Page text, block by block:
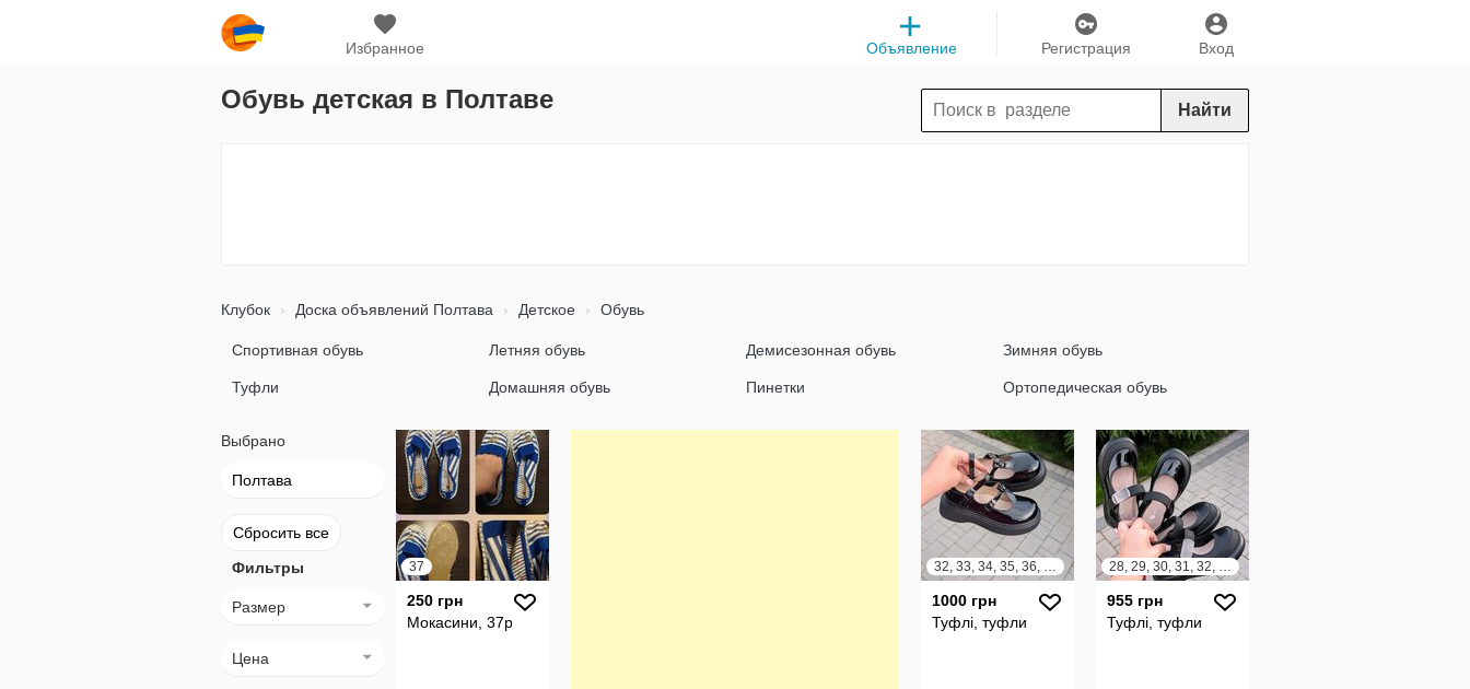
Избранное Вход
Регистрация
Объявление
Обувь детская в Полтаве Найти
Клубок Доска объявлений Полтава Детское Обувь
Спортивная обувь Летняя обувь Демисезонная обувь Зимняя обувь
Туфли Домашняя обувь Пинетки Ортопедическая обувь
Выбрано
Полтава
Сбросить все
Фильтры
Размер
Цена
37
250 грн
Мокасини, 37р
32, 33, 34, 35, 36, 37
1000 грн
Туфлі, туфли
28, 29, 30, 31, 32, 33, 34, 35
955 грн
Туфлі, туфли